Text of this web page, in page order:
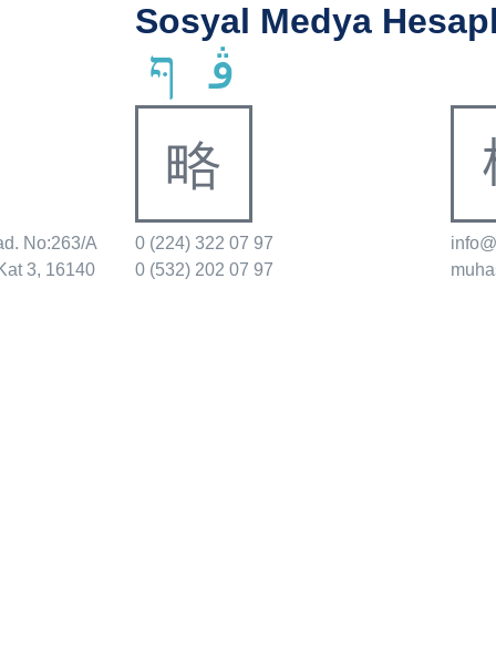
Sosyal Medya
No:263/A
3, 16140
0 (224) 322 07 97
0 (532) 202 07 97